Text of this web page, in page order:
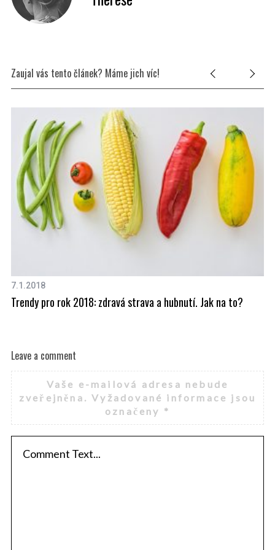
Zaujal vás tento článek? Máme jich víc!
7.1.2018
Trendy pro rok 2018: zdravá strava a hubnutí. Jak na to?
Leave a comment
Vaše e-mailová adresa nebude
zveřejněna. Vyžadované informace jsou
označeny *